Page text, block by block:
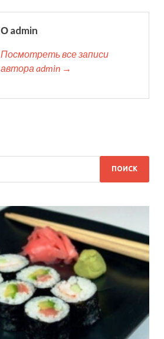
О admin
Посмотреть все записи
автора admin →